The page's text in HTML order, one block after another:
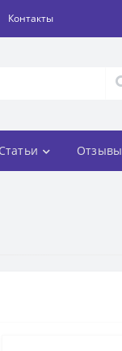
Контакты
Отзывы